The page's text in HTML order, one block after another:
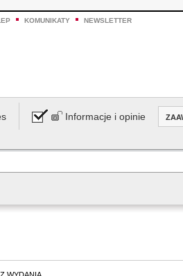
KOMUNIKATY NEWSLETTER
Informacje i opinie